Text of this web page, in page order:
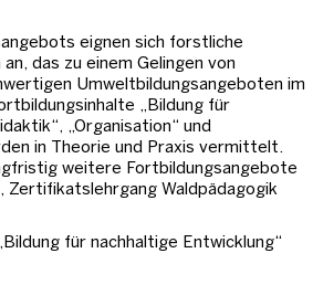
eignen sich forstliche
das zu einem Gelingen von
Umweltbildungsangeboten im
„Bildung für
„Organisation“ und
in Theorie und Praxis vermittelt.
weitere Fortbildungsangebote
Waldpädagogik
für nachhaltige Entwicklung“